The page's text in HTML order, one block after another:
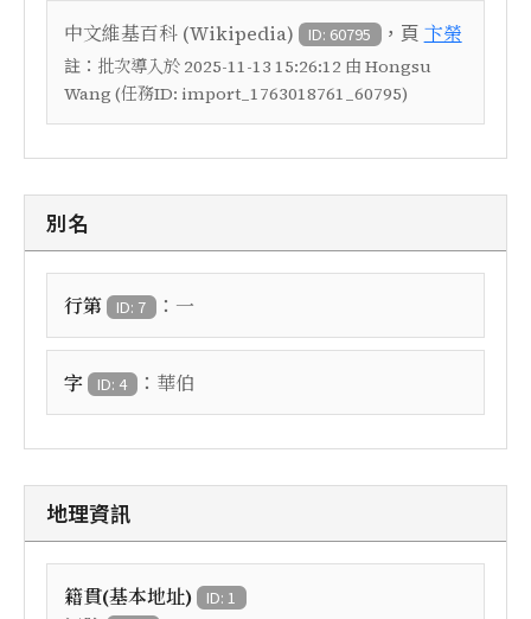
中文維基百科 (Wikipedia) ID: 60795 ，頁 卞榮
註： 批次導入於 2025-11-13 15:26:12 由 Hongsu
Wang (任務ID: import_1763018761_60795)
別名
行第 ID: 7 ： 一
字 ID: 4 ： 華伯
地理資訊
籍貫(基本地址) ID: 1